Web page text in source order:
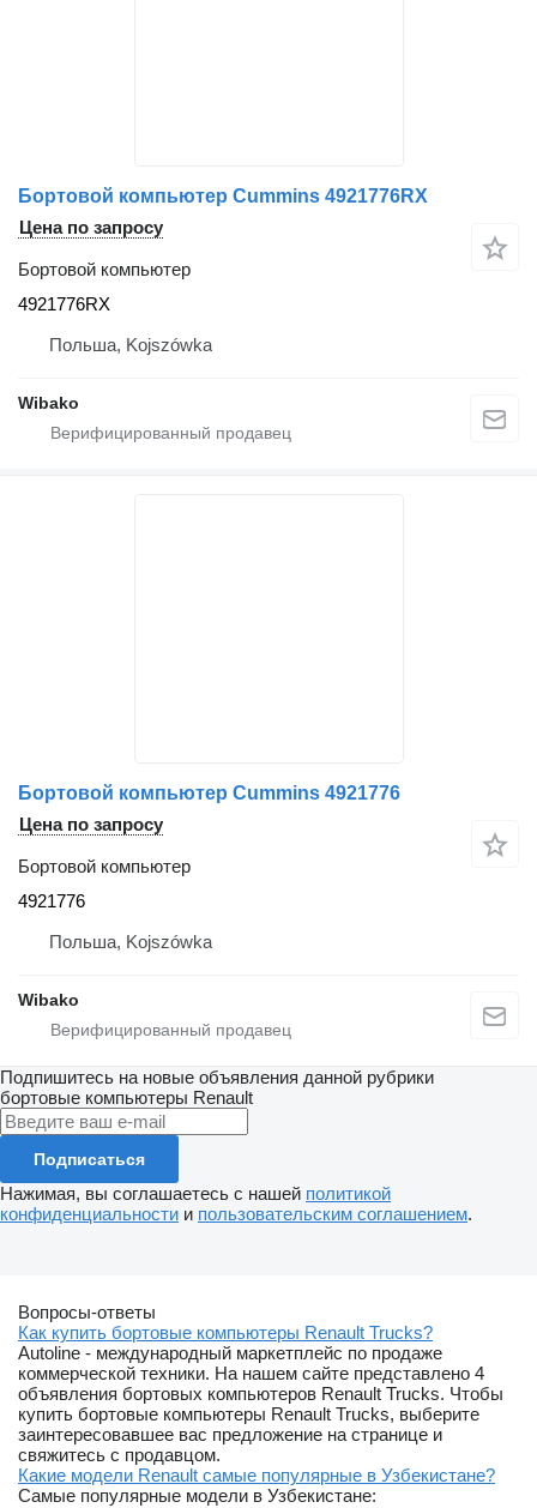
Бортовой компьютер Cummins 4921776RX
Цена по запросу
Бортовой компьютер
4921776RX
Польша, Kojszówka
Wibako
Бортовой компьютер Cummins 4921776
Цена по запросу
Бортовой компьютер
4921776
Польша, Kojszówka
Wibako
Подпишитесь на новые объявления данной рубрики
бортовые компьютеры Renault
Подписаться
Нажимая, вы соглашаетесь с нашей политикой
конфиденциальности и пользовательским соглашением.
Вопросы-ответы
Как купить бортовые компьютеры Renault Trucks?
Autoline - международный маркетплейс по продаже
коммерческой техники. На нашем сайте представлено 4
объявления бортовых компьютеров Renault Trucks. Чтобы
купить бортовые компьютеры Renault Trucks, выберите
заинтересовавшее вас предложение на странице и
свяжитесь с продавцом.
Какие модели Renault самые популярные в Узбекистане?
Самые популярные модели в Узбекистане: